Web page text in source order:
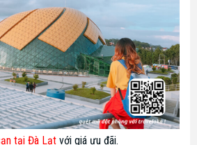
tại Đà Lạt với giá ưu đãi.